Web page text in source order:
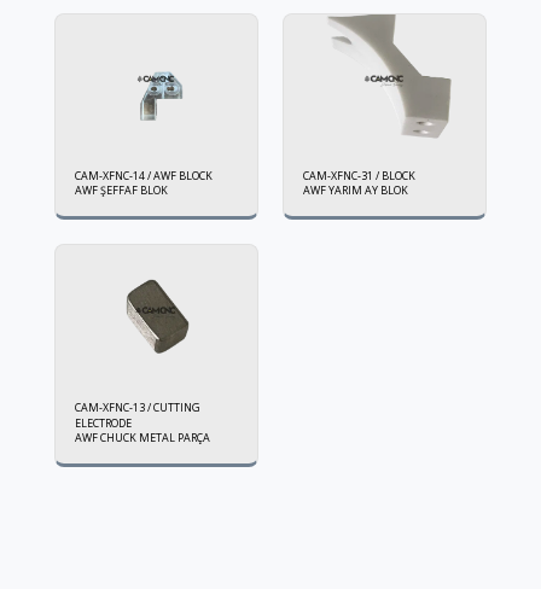
CAM-XFNC-14 / AWF BLOCK
AWF ŞEFFAF BLOK
CAM-XFNC-31 / BLOCK
AWF YARIM AY BLOK
CAM-XFNC-13 / CUTTING
ELECTRODE
AWF CHUCK METAL PARÇA